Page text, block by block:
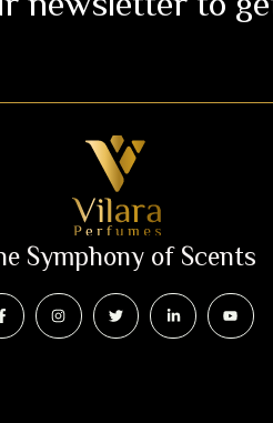
Symphony of Scents